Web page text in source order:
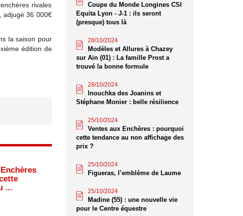
rivales
adjugé 36 000€
la saison pour
édition de
...
Coupe du Monde Longines CSI
Equita Lyon - J-1 : ils seront
(presque) tous là
28/10/2024
Modèles et Allures à Chazey
sur Ain (01) : La famille Prost a
trouvé la bonne formule
28/10/2024
Inouchka des Joanins et
Stéphane Monier : belle résilience
25/10/2024
Ventes aux Enchères : pourquoi
cette tendance au non affichage des
prix ?
25/10/2024
Figueras, l’emblème de Laume
25/10/2024
Madine (55) : une nouvelle vie
pour le Centre équestre